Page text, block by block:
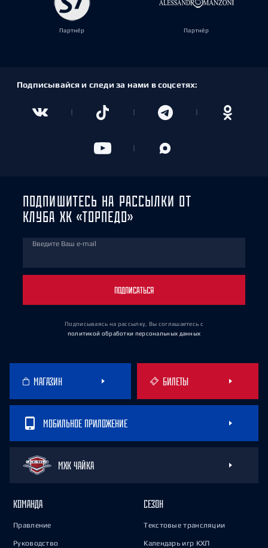
Партнёр Партнёр
Подписывайся и следи за нами в соцсетях:
ПОДПИШИТЕСЬ НА РАССЫЛКИ ОТ
КЛУБА ХК «ТОРПЕДО»
Введите Ваш e-mail
ПОДПИСАТЬСЯ
Подписываясь на рассылку, Вы соглашаетесь с
политикой обработки персональных данных
МАГАЗИН БИЛЕТЫ
МОБИЛЬНОЕ ПРИЛОЖЕНИЕ
МХК ЧАЙКА
КОМАНДА
Правление
Руководство
СЕЗОН
Текстовые трансляции
Календарь игр КХЛ